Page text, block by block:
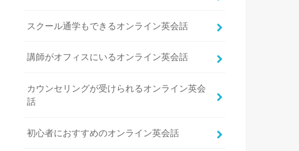
スクール通学もできるオンライン英会話
講師がオフィスにいるオンライン英会話
カウンセリングが受けられるオンライン英会
話
初心者におすすめのオンライン英会話